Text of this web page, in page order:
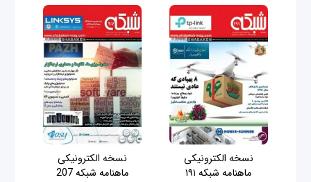
نسخه الکترونیکی
ماهنامه شبکه ۱۹۱
نسخه الکترونیکی
ماهنامه شبکه 207